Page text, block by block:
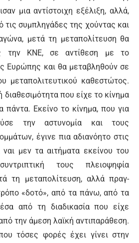
μια αντίστοιχη εξέλιξη, αλ­λά,
συμπληγάδες της χού­ντας και
μετά τη μεταπο­λίτευση θα
την ΚΝΕ, σε αντίθεση με το
Ευρώπης και θα μεταβλη­θούν σε
μεταπολιτευτικού καθεστώτος.
που είχε το κίνημα
πάντα. Εκείνο το κίνημα, που για
την αστυνομία και τους
έγινε πια αδιανόητο στις
μεν τα αιτήματα εκείνου του
τους πλειοψηφία
τη μεταπολίτευση, αλλά πραγ­
«δοτό», από τα πάνω, από τα
από τη διαδικασία που είχε
την άμεση λαϊκή αντιπαράθε­ση.
τόσες φορές έχει γίνει στην